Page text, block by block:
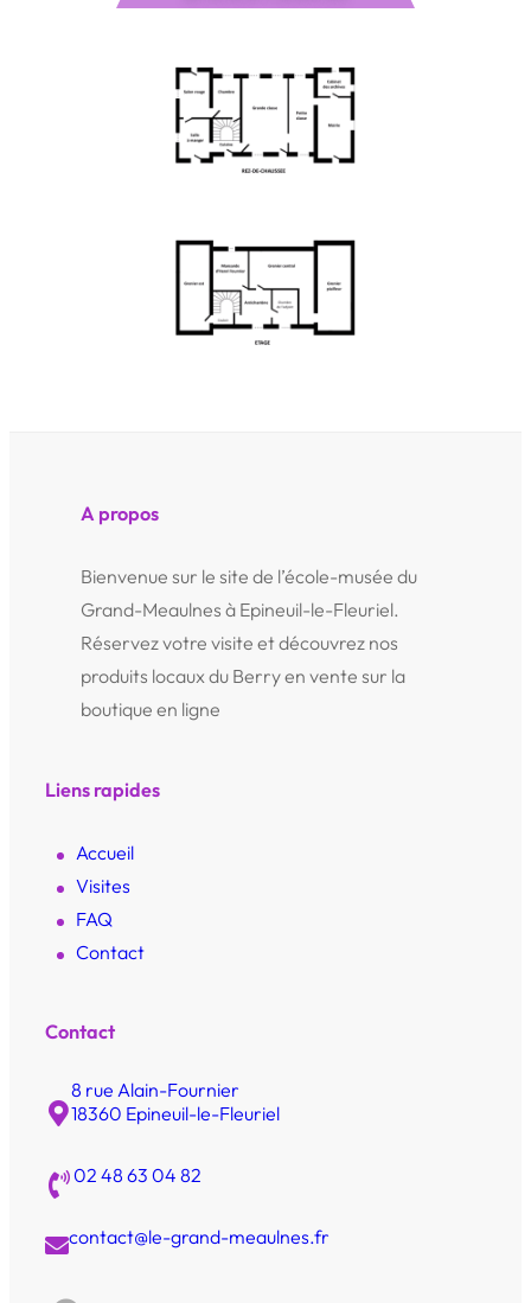
A propos
Bienvenue sur le site de l’école-musée du
Grand-Meaulnes à Epineuil-le-Fleuriel.
Réservez votre visite et découvrez nos
produits locaux du Berry en vente sur la
boutique en ligne
Liens rapides
Accueil
Visites
FAQ
Contact
Contact
8 rue Alain-Fournier
18360 Epineuil-le-Fleuriel
02 48 63 04 82
contact@le-grand-meaulnes.fr